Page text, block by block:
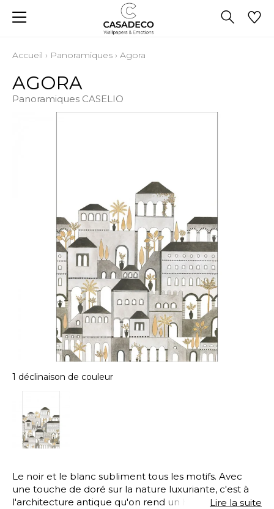
Accueil › Panoramiques › Agora
AGORA
Panoramiques CASELIO
1 déclinaison de couleur
Le noir et le blanc subliment tous les motifs. Avec
une touche de doré sur la nature luxuriante, c'est à
l'architecture antique qu'on rend un hommage. À
Lire la suite